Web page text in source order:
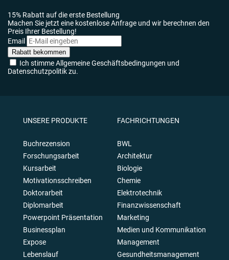
15% Rabatt auf die erste Bestellung
Machen Sie jetzt eine kostenlose Anfrage und wir berechnen den
Preis Ihrer Bestellung!
Email
Rabatt bekommen
Ich stimme Allgemeine Geschäftsbedingungen und
Datenschutzpolitik zu.
UNSERE PRODUKTE
Buchrezension
Forschungsarbeit
Kursarbeit
Motivationsschreiben
Doktorarbeit
Diplomarbeit
Powerpoint Präsentation
Businessplan
Expose
Lebenslauf
FACHRICHTUNGEN
BWL
Architektur
Biologie
Chemie
Elektrotechnik
Finanzwissenschaft
Marketing
Medien und Kommunikation
Management
Gesundheitsmanagement